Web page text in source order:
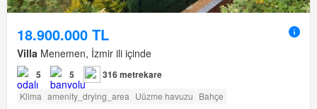
18.900.000 TL
Villa Menemen, İzmir ili içinde
5 5 316 metrekare
Klima amenity_drying_area Uüzme havuzu Bahçe